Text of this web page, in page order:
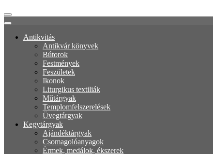
Antikvitás
Antikvár könyvek
Bútorok
Festmények
Feszületek
Ikonok
Liturgikus textiliák
Műtárgyak
Templomfelszerelések
Üvegtárgyak
Kegytárgyak
Ajándéktárgyak
Csomagolóanyagok
Érmek, medálok, ékszerek